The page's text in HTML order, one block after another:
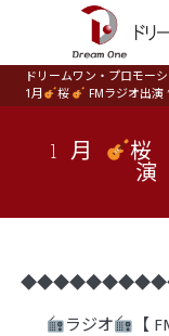
ドリームワン・プロモー
1月
桜 FMラジオ出
1月
ラジオ 【